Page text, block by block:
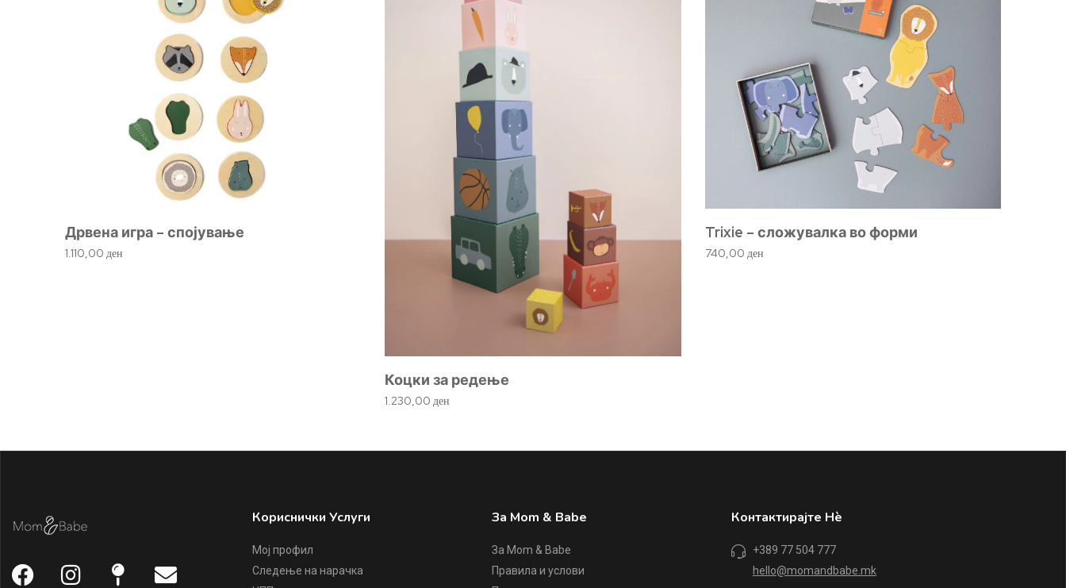
Дрвена игра – спојување
1.110,00ден
Коцки за редење
1.230,00ден
Trixie – сложувалка во форми
740,00 ден
Кориснички Услуги
Мој профил
Следење на нарачка
За Mom & Babe
За Mom & Babe
Правила и услови
Контактирајте Нè
+389 77 504 777
hello@momandbabe.mk